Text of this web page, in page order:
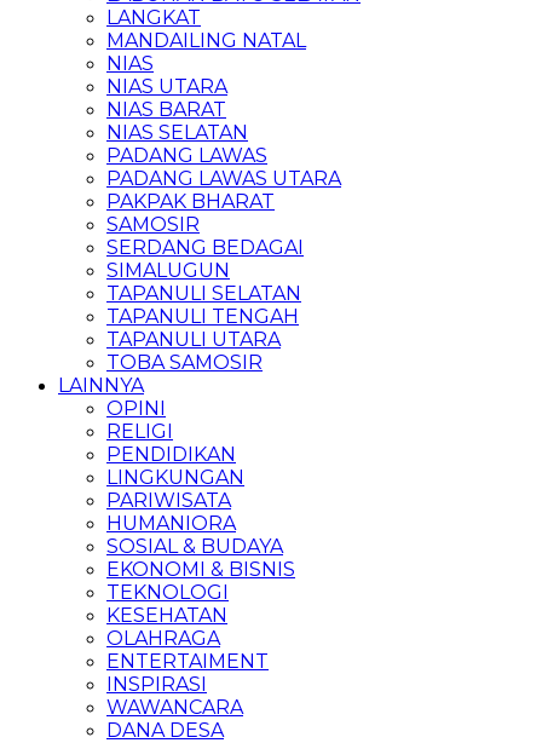
LANGKAT
MANDAILING NATAL
NIAS
NIAS UTARA
NIAS BARAT
NIAS SELATAN
PADANG LAWAS
PADANG LAWAS UTARA
PAKPAK BHARAT
SAMOSIR
SERDANG BEDAGAI
SIMALUGUN
TAPANULI SELATAN
TAPANULI TENGAH
TAPANULI UTARA
TOBA SAMOSIR
LAINNYA
OPINI
RELIGI
PENDIDIKAN
LINGKUNGAN
PARIWISATA
HUMANIORA
SOSIAL & BUDAYA
EKONOMI & BISNIS
TEKNOLOGI
KESEHATAN
OLAHRAGA
ENTERTAIMENT
INSPIRASI
WAWANCARA
DANA DESA